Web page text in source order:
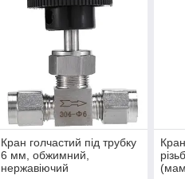
Кран голчастий під трубку
6 мм, обжимний,
нержавіючий